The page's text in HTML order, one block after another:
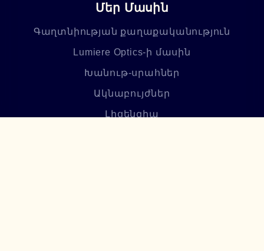
Մեր Մասին
Գաղտնիության քաղաքականություն
Lumiere Optics-ի մասին
Խանութ-սրահներ
Ակնաբույժներ
Լիցենզիա